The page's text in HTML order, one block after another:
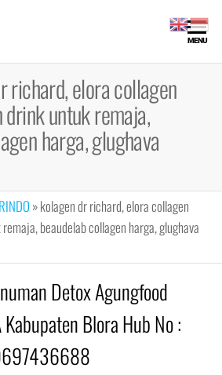
Meal
Replacement
MENU
richard, elora collagen
untuk remaja,
harga, glughava
»kolagen dr richard, elora collagen
beaudelab collagen harga, glughava
Detox Agungfood
Kabupaten Blora Hub No :